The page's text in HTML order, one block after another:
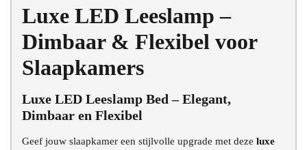
Chat voor advies
Luxe LED Leeslamp –
Dimbaar & Flexibel voor
Slaapkamers
Luxe LED Leeslamp Bed – Elegant,
Dimbaar en Flexibel
Geef jouw slaapkamer een stijlvolle upgrade met deze luxe